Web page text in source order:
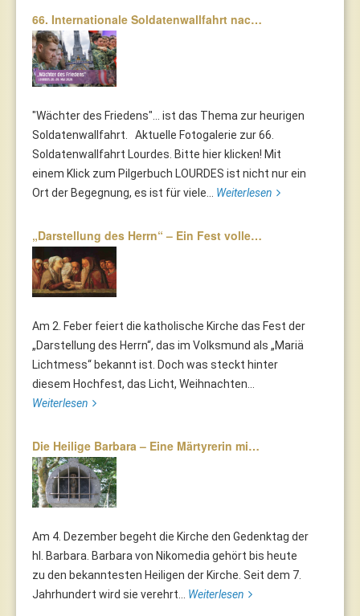
66. Internationale Soldatenwallfahrt nac…
"Wächter des Friedens"... ist das Thema zur heurigen
Soldatenwallfahrt. Aktuelle Fotogalerie zur 66.
Soldatenwallfahrt Lourdes. Bitte hier klicken! Mit
einem Klick zum Pilgerbuch LOURDES ist nicht nur ein
Ort der Begegnung, es ist für viele... Weiterlesen
„Darstellung des Herrn“ – Ein Fest volle…
Am 2. Feber feiert die katholische Kirche das Fest der
„Darstellung des Herrn“, das im Volksmund als „Mariä
Lichtmess“ bekannt ist. Doch was steckt hinter
diesem Hochfest, das Licht, Weihnachten...
Weiterlesen
Die Heilige Barbara – Eine Märtyrerin mi…
Am 4. Dezember begeht die Kirche den Gedenktag der
hl. Barbara. Barbara von Nikomedia gehört bis heute
zu den bekanntesten Heiligen der Kirche. Seit dem 7.
Jahrhundert wird sie verehrt... Weiterlesen